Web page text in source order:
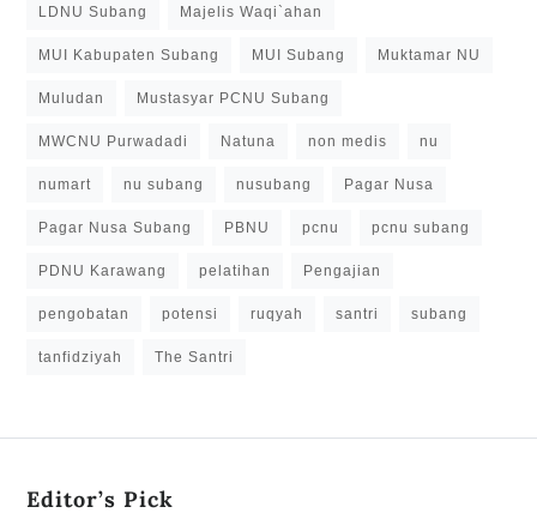
LDNU Subang Majelis Waqi`ahan
MUI Kabupaten Subang MUI Subang Muktamar NU
Muludan Mustasyar PCNU Subang
MWCNU Purwadadi Natuna non medis nu
numart nu subang nusubang Pagar Nusa
Pagar Nusa Subang PBNU pcnu pcnu subang
PDNU Karawang pelatihan Pengajian
pengobatan potensi ruqyah santri subang
tanfidziyah The Santri
Editor’s Pick